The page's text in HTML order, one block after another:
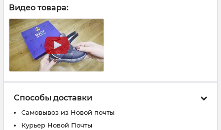
Видео товара:
Способы доставки
Самовывоз из Новой почты
Курьер Новой Почты